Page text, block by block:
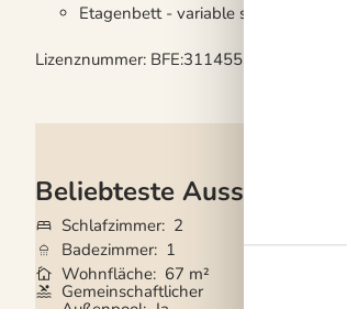
Etagenbett - variable size
Lizenznummer: BFE:311455
Beliebteste Ausstattungen
Schlafzimmer 2
Badezimmer 1
Wohnfläche 67 m²
Gemeinschaftlicher